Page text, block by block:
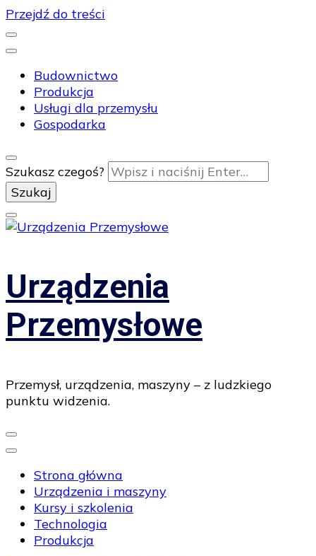
Przejdź do treści
Budownictwo
Produkcja
Usługi dla przemysłu
Gospodarka
Szukasz czegoś?
Urządzenia
Przemysłowe
Przemysł, urządzenia, maszyny – z ludzkiego
punktu widzenia.
Strona główna
Urządzenia i maszyny
Kursy i szkolenia
Technologia
Produkcja